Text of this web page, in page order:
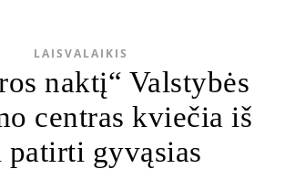
LAISVALAIKIS
naktį“ Valstybės
centras kviečia iš
patirti gyvąsias